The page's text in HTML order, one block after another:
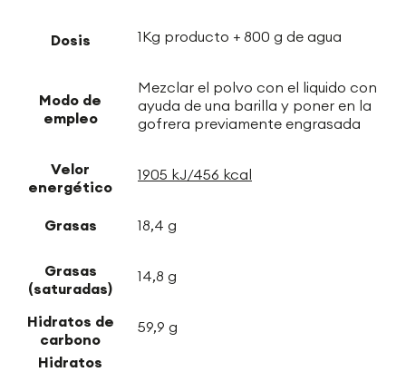
Dosis 1Kg producto + 800 g de agua
Modo de
empleo
Mezclar el polvo con el liquido con
ayuda de una barilla y poner en la
gofrera previamente engrasada
Velor
energético
1905 kJ/456 kcal
Grasas 18,4 g
Grasas
(saturadas)
14,8 g
Hidratos de
carbono
59,9 g
Hidratos